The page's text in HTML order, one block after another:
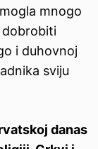
mnogo
dobrobiti
i duhovnoj
sviju
danas